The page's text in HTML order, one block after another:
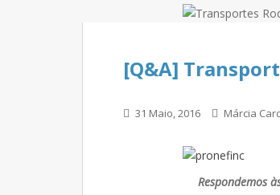
[Q&A]
31 Maio, 2016 Márcia
Respondemos